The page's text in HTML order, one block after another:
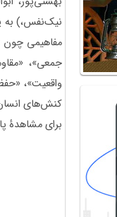
نیک‌نفس،) به
مفاهیمی چون
جمعی»،
واقعیت»،
کنش‌های
برای مشاهدۀ